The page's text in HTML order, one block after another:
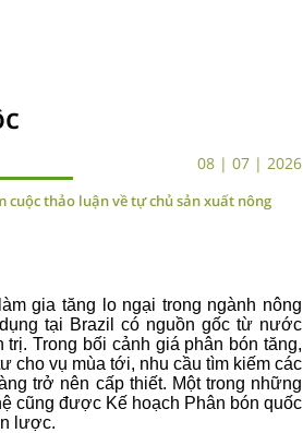
08 | 07 | 2026
cuộc thảo luận về tự chủ sản xuất nông
gia tăng lo ngại trong ngành nông
tại Brazil có nguồn gốc từ nước
Trong bối cảnh giá phân bón tăng,
cho vụ mùa tới, nhu cầu tìm kiếm các
trở nên cấp thiết. Một trong những
cũng được Kế hoạch Phân bón quốc
lược.